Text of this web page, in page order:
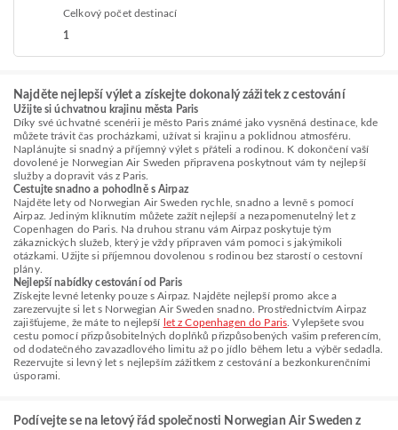
Celkový počet destinací
1
Najděte nejlepší výlet a získejte dokonalý zážitek z cestování
Užijte si úchvatnou krajinu města Paris
Díky své úchvatné scenérii je město Paris známé jako vysněná destinace, kde
můžete trávit čas procházkami, užívat si krajinu a poklidnou atmosféru.
Naplánujte si snadný a příjemný výlet s přáteli a rodinou. K dokončení vaší
dovolené je Norwegian Air Sweden připravena poskytnout vám ty nejlepší
služby a dopravit vás z Paris.
Cestujte snadno a pohodlně s Airpaz
Najděte lety od Norwegian Air Sweden rychle, snadno a levně s pomocí
Airpaz. Jediným kliknutím můžete zažít nejlepší a nezapomenutelný let z
Copenhagen do Paris. Na druhou stranu vám Airpaz poskytuje tým
zákaznických služeb, který je vždy připraven vám pomoci s jakýmikoli
otázkami. Užijte si příjemnou dovolenou s rodinou bez starostí o cestovní
plány.
Nejlepší nabídky cestování od Paris
Získejte levné letenky pouze s Airpaz. Najděte nejlepší promo akce a
zarezervujte si let s Norwegian Air Sweden snadno. Prostřednictvím Airpaz
zajišťujeme, že máte to nejlepší let z Copenhagen do Paris . Vylepšete svou
cestu pomocí přizpůsobitelných doplňků přizpůsobených vašim preferencím,
od dodatečného zavazadlového limitu až po jídlo během letu a výběr sedadla.
Rezervujte si levný let s nejlepším zážitkem z cestování a bezkonkurenčními
úsporami.
Podívejte se na letový řád společnosti Norwegian Air Sweden z